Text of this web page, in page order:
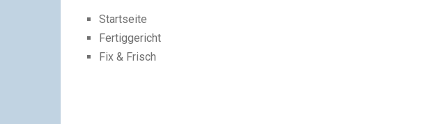
Startseite
Fertiggericht
Fix & Frisch